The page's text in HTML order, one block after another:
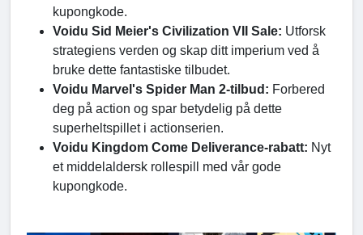
kupongkode.
Voidu Sid Meier's Civilization VII Sale: Utforsk
strategiens verden og skap ditt imperium ved å
bruke dette fantastiske tilbudet.
Voidu Marvel's Spider Man 2-tilbud: Forbered
deg på action og spar betydelig på dette
superheltspillet i actionserien.
Voidu Kingdom Come Deliverance-rabatt: Nyt
et middelaldersk rollespill med vår gode
kupongkode.